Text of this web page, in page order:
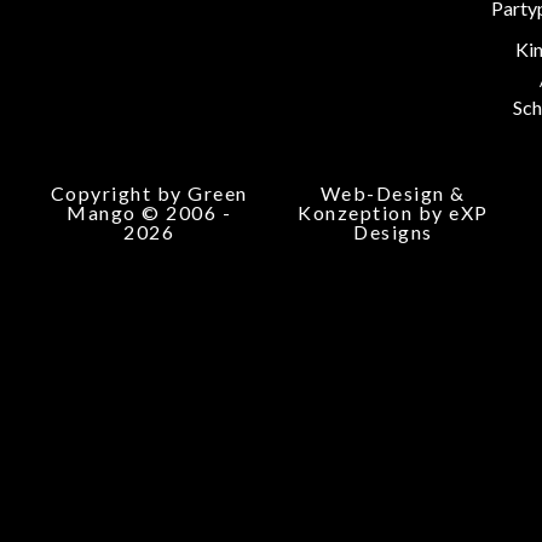
Copyright by Green
Mango © 2006 -
2026
Web-Design &
Konzeption by eXP
Designs